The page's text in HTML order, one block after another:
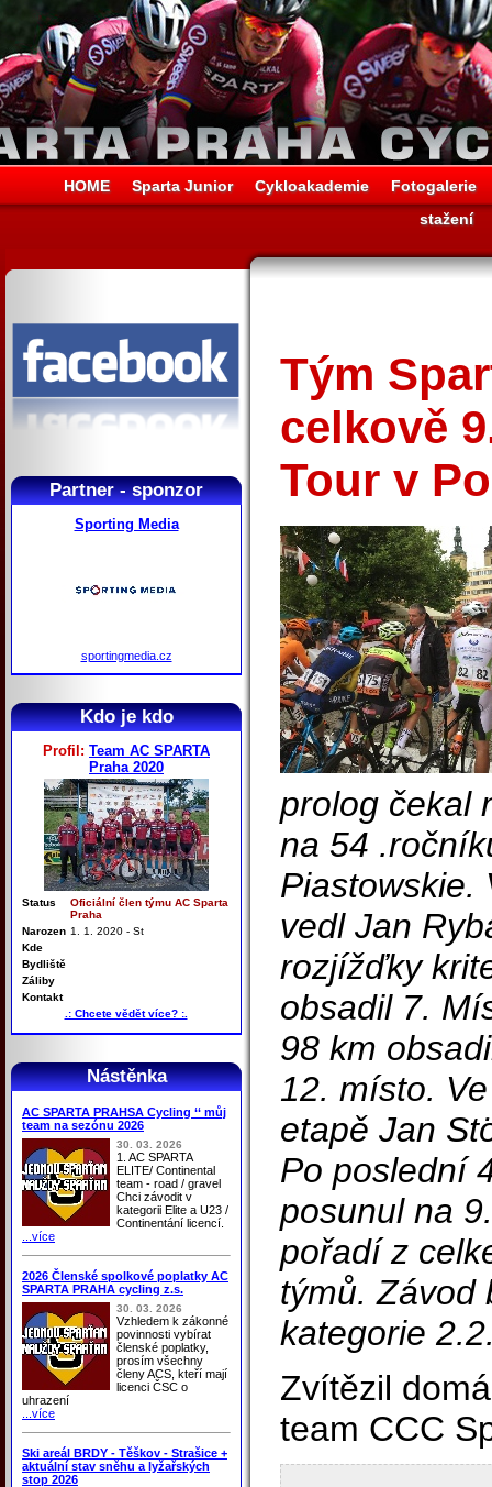
HOME Sparta Junior Cykloakademie
Fotogalerie
stažení
Partner - sponzor
Sporting Media
sportingmedia.cz
Kdo je kdo
Profil: Team AC SPARTA
Praha 2020
Status
Oficiální člen týmu AC Sparta
Praha
Narozen 1. 1. 2020 - St
Kde
Bydliště
Záliby
Kontakt
.: Chcete vědět více? :.
Nástěnka
AC SPARTA PRAHSA Cycling ‘‘ můj
team na sezónu 2026
30. 03. 2026
1. AC SPARTA
ELITE/ Continental
team - road / gravel
Chci závodit v
kategorii Elite a U23 /
Continentání licencí.
...více
2026 Členské spolkové poplatky AC
SPARTA PRAHA cycling z.s.
30. 03. 2026
Vzhledem k zákonné
povinnosti vybírat
členské poplatky,
prosím všechny
členy ACS, kteří mají
licenci ČSC o
uhrazení
...více
Ski areál BRDY - Těškov - Strašice +
aktuální stav sněhu a lyžařských
stop 2026
Tým
celkově
Tour v
prolog čekal
na 54
Piastowskie.
vedl Jan
rozjížďky
obsadil 7.
98 km
12. místo.
etapě Jan
Po poslední
posunul na
pořadí z
týmů. Závod
kategorie
Zvítězil
team CCC